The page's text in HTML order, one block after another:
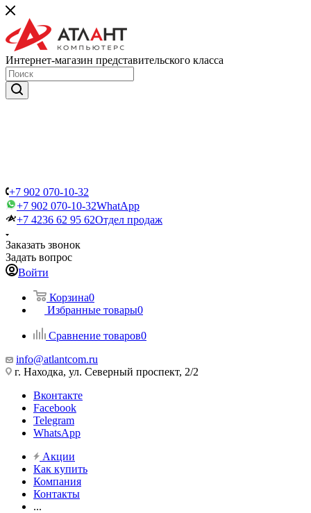
Интернет-магазин представительского класса
+7 902 070-10-32
+7 902 070-10-32WhatApp
+7 4236 62 95 62Отдел продаж
Заказать звонок
Задать вопрос
Войти
Корзина0
Избранные товары0
Сравнение товаров0
info@atlantcom.ru
г. Находка, ул. Северный проспект, 2/2
Вконтакте
Facebook
Telegram
WhatsApp
Акции
Как купить
Компания
Контакты
...